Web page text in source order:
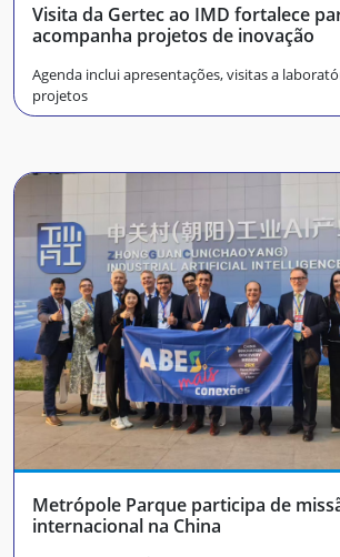
Visita da Gertec ao IMD fortalece
acompanha projetos de inovação
Agenda inclui apresentações, visitas a
projetos
Metrópole Parque participa de
internacional na China